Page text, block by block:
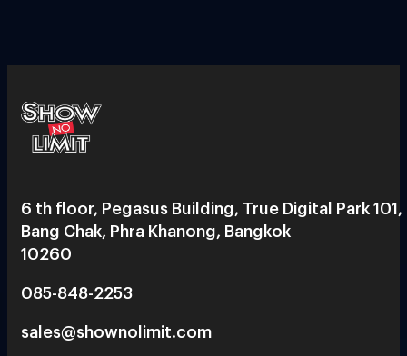
6 th floor, Pegasus Building, True Digital Park 101,
Bang Chak, Phra Khanong, Bangkok
10260
085-848-2253
sales@shownolimit.com